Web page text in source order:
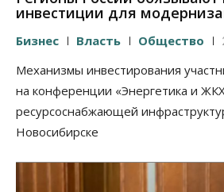
инвестиции для
Бизнес Власть Общество
Механизмы инвестирования
на конференции «Энергетика и
ресурсоснабжающей
Новосибирске